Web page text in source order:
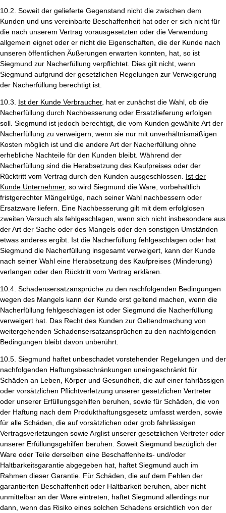
10.2. Soweit der gelieferte Gegenstand nicht die zwischen dem
Kunden und uns vereinbarte Beschaffenheit hat oder er sich nicht für
die nach unserem Vertrag vorausgesetzten oder die Verwendung
allgemein eignet oder er nicht die Eigenschaften, die der Kunde nach
unseren öffentlichen Äußerungen erwarten konnten, hat, so ist
Siegmund zur Nacherfüllung verpflichtet. Dies gilt nicht, wenn
Siegmund aufgrund der gesetzlichen Regelungen zur Verweigerung
der Nacherfüllung berechtigt ist.
10.3. Ist der Kunde Verbraucher, hat er zunächst die Wahl, ob die
Nacherfüllung durch Nachbesserung oder Ersatzlieferung erfolgen
soll. Siegmund ist jedoch berechtigt, die vom Kunden gewählte Art der
Nacherfüllung zu verweigern, wenn sie nur mit unverhältnismäßigen
Kosten möglich ist und die andere Art der Nacherfüllung ohne
erhebliche Nachteile für den Kunden bleibt. Während der
Nacherfüllung sind die Herabsetzung des Kaufpreises oder der
Rücktritt vom Vertrag durch den Kunden ausgeschlossen. Ist der
Kunde Unternehmer, so wird Siegmund die Ware, vorbehaltlich
fristgerechter Mängelrüge, nach seiner Wahl nachbessern oder
Ersatzware liefern. Eine Nachbesserung gilt mit dem erfolglosen
zweiten Versuch als fehlgeschlagen, wenn sich nicht insbesondere aus
der Art der Sache oder des Mangels oder den sonstigen Umständen
etwas anderes ergibt. Ist die Nacherfüllung fehlgeschlagen oder hat
Siegmund die Nacherfüllung insgesamt verweigert, kann der Kunde
nach seiner Wahl eine Herabsetzung des Kaufpreises (Minderung)
verlangen oder den Rücktritt vom Vertrag erklären.
10.4. Schadensersatzansprüche zu den nachfolgenden Bedingungen
wegen des Mangels kann der Kunde erst geltend machen, wenn die
Nacherfüllung fehlgeschlagen ist oder Siegmund die Nacherfüllung
verweigert hat. Das Recht des Kunden zur Geltendmachung von
weitergehenden Schadensersatzansprüchen zu den nachfolgenden
Bedingungen bleibt davon unberührt.
10.5. Siegmund haftet unbeschadet vorstehender Regelungen und der
nachfolgenden Haftungsbeschränkungen uneingeschränkt für
Schäden an Leben, Körper und Gesundheit, die auf einer fahrlässigen
oder vorsätzlichen Pflichtverletzung unserer gesetzlichen Vertreter
oder unserer Erfüllungsgehilfen beruhen, sowie für Schäden, die von
der Haftung nach dem Produkthaftungsgesetz umfasst werden, sowie
für alle Schäden, die auf vorsätzlichen oder grob fahrlässigen
Vertragsverletzungen sowie Arglist unserer gesetzlichen Vertreter oder
unserer Erfüllungsgehilfen beruhen. Soweit Siegmund bezüglich der
Ware oder Teile derselben eine Beschaffenheits- und/oder
Haltbarkeitsgarantie abgegeben hat, haftet Siegmund auch im
Rahmen dieser Garantie. Für Schäden, die auf dem Fehlen der
garantierten Beschaffenheit oder Haltbarkeit beruhen, aber nicht
unmittelbar an der Ware eintreten, haftet Siegmund allerdings nur
dann, wenn das Risiko eines solchen Schadens ersichtlich von der